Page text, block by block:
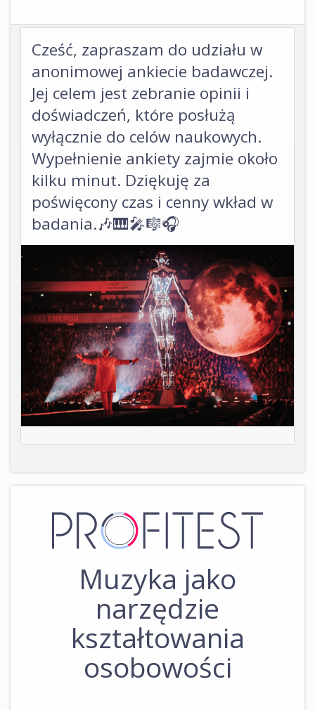
Cześć, zapraszam do udziału w
anonimowej ankiecie badawczej.
Jej celem jest zebranie opinii i
doświadczeń, które posłużą
wyłącznie do celów naukowych.
Wypełnienie ankiety zajmie około
kilku minut. Dziękuję za
poświęcony czas i cenny wkład w
badania.🎶🎹🎤🎼🎧
Muzyka jako
narzędzie
kształtowania
osobowości